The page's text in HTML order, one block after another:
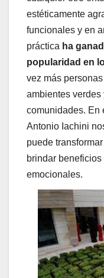
estéticamente
funcionales y en
práctica ha
popularidad en
vez más
ambientes
comunidades. En
Antonio Iachini
puede
brindar
emocionales.